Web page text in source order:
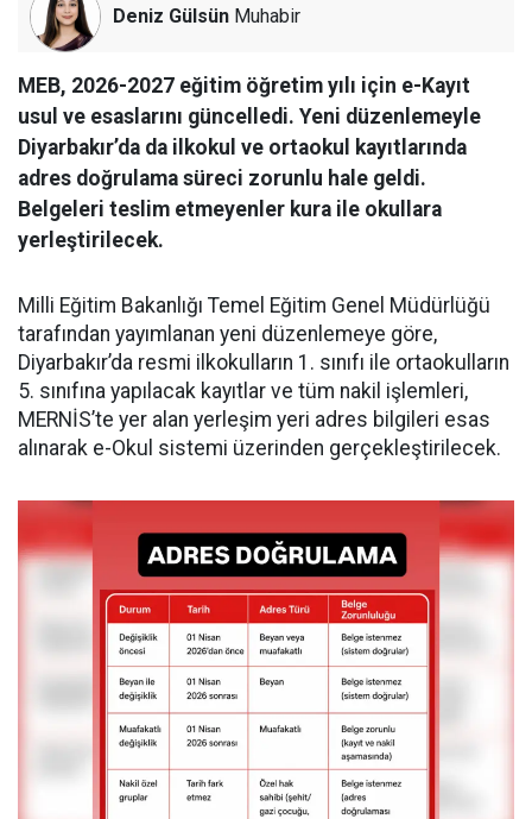
Deniz Gülsün Muhabir
MEB, 2026-2027 eğitim öğretim yılı için e-Kayıt
usul ve esaslarını güncelledi. Yeni düzenlemeyle
Diyarbakır’da da ilkokul ve ortaokul kayıtlarında
adres doğrulama süreci zorunlu hale geldi.
Belgeleri teslim etmeyenler kura ile okullara
yerleştirilecek.
Milli Eğitim Bakanlığı Temel Eğitim Genel Müdürlüğü
tarafından yayımlanan yeni düzenlemeye göre,
Diyarbakır’da resmi ilkokulların 1. sınıfı ile ortaokulların
5. sınıfına yapılacak kayıtlar ve tüm nakil işlemleri,
MERNİS’te yer alan yerleşim yeri adres bilgileri esas
alınarak e-Okul sistemi üzerinden gerçekleştirilecek.